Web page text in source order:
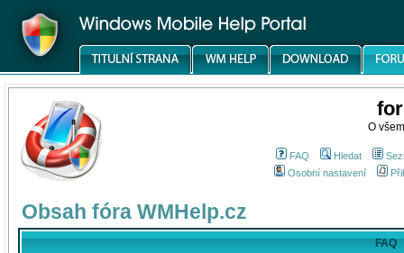
O
FAQ Hledat
Osobní nastavení
Obsah fóra WMHelp.cz
FAQ